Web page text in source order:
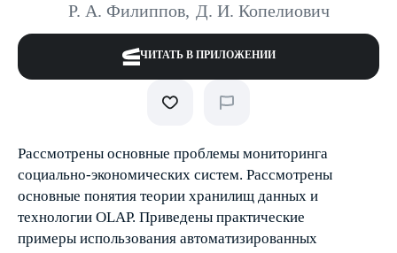
Р. А. Филиппов, Д. И. Копелиович
ЧИТАТЬ В ПРИЛОЖЕНИИ
Рассмотрены основные проблемы мониторинга
социально-экономических систем. Рассмотрены
основные понятия теории хранилищ данных и
технологии OLAP. Приведены практические
примеры использования автоматизированных